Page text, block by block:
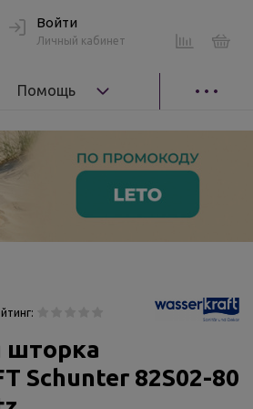
Войти
Личный кабинет
Помощь
шторка
Schunter 82S02-80